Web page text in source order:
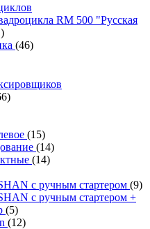
RM 500 "Русская
(46)
(15)
(14)
(14)
с ручным стартером (9)
с ручным стартером +
(5)
(12)